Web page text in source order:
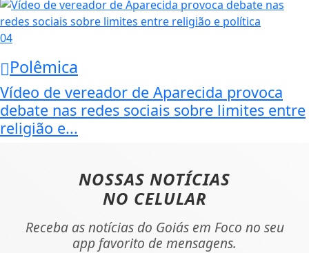
04
Polêmica
Vídeo de vereador de Aparecida provoca
debate nas redes sociais sobre limites entre
religião e...
NOSSAS NOTÍCIAS
NO CELULAR
Receba as notícias do Goiás em Foco no seu
app favorito de mensagens.